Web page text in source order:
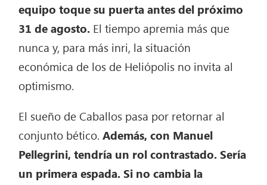
equipo toque su puerta antes del próximo
31 de agosto. El tiempo apremia más que
nunca y, para más inri, la situación
económica de los de Heliópolis no invita al
optimismo.
El sueño de Caballos pasa por retornar al
conjunto bético.Además, con Manuel
Pellegrini, tendría un rol contrastado. Sería
un primera espada. Si no cambia la